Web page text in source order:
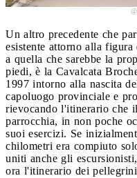
Un altro precedente che
esistente attorno alla
a quella che sarebbe la
piedi, è la Cavalcata
1997 intorno alla nascita
capoluogo provinciale e
rievocando l'itinerario che
parrocchia, in non poche
suoi esercizi. Se
chilometri era compiuto
uniti anche gli
ora l'itinerario dei